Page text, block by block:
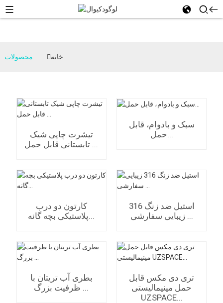
خانه محصولات
تیشرت چاپی شیک
تابستانی قابل حمل ...
سبک و بادوام، قابل
کارتون دو درب
پلاستیکی بچه گانه...
استیل ضد زنگ 316
زیبایی سفارشی ...
بطری آب تریتان با
ظرفیت بزرگ ...
تری دی مکس قابل
حمل مینیمالیستی
UZSPACE...